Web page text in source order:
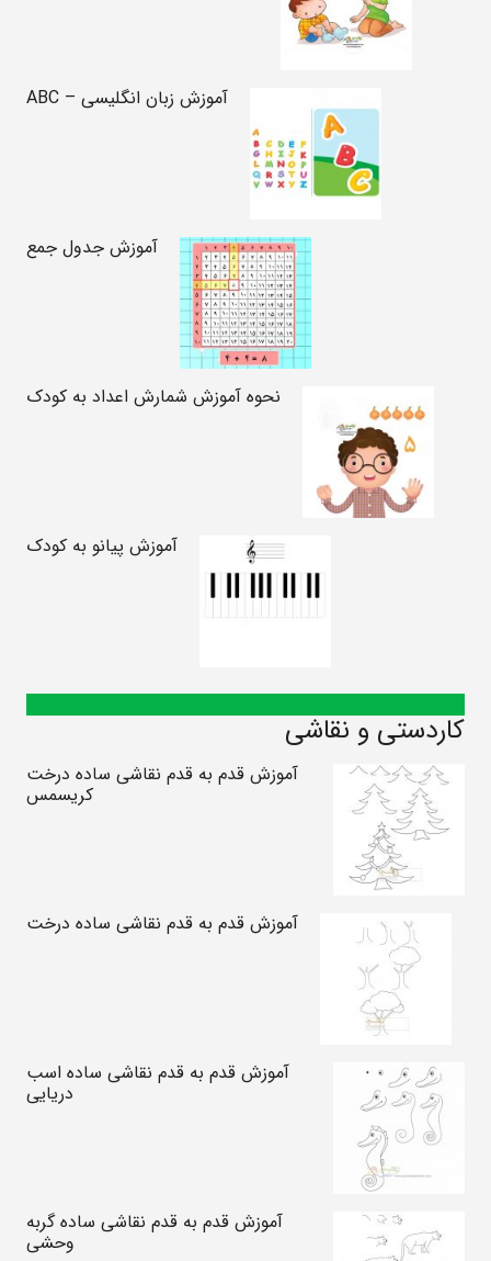
آموزش زبان انگلیسی – ABC
آموزش جدول جمع
نحوه آموزش شمارش اعداد به کودک
آموزش پیانو به کودک
کاردستی و نقاشی
آموزش قدم به قدم نقاشی ساده درخت
کریسمس
آموزش قدم به قدم نقاشی ساده درخت
آموزش قدم به قدم نقاشی ساده اسب
دریایی
آموزش قدم به قدم نقاشی ساده گربه
وحشی